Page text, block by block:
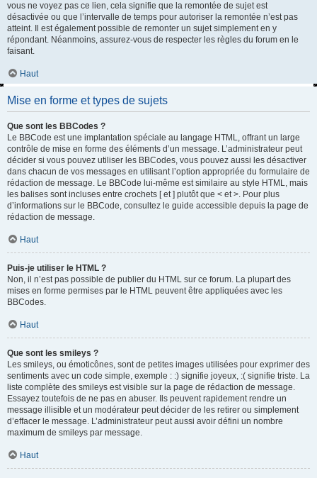
vous ne voyez pas ce lien, cela signifie que la remontée de sujet est
désactivée ou que l’intervalle de temps pour autoriser la remontée n’est pas
atteint. Il est également possible de remonter un sujet simplement en y
répondant. Néanmoins, assurez-vous de respecter les règles du forum en le
faisant.
Haut
Mise en forme et types de sujets
Que sont les BBCodes ?
Le BBCode est une implantation spéciale au langage HTML, offrant un large
contrôle de mise en forme des éléments d’un message. L’administrateur peut
décider si vous pouvez utiliser les BBCodes, vous pouvez aussi les désactiver
dans chacun de vos messages en utilisant l’option appropriée du formulaire de
rédaction de message. Le BBCode lui-même est similaire au style HTML, mais
les balises sont incluses entre crochets [ et ] plutôt que < et >. Pour plus
d’informations sur le BBCode, consultez le guide accessible depuis la page de
rédaction de message.
Haut
Puis-je utiliser le HTML ?
Non, il n’est pas possible de publier du HTML sur ce forum. La plupart des
mises en forme permises par le HTML peuvent être appliquées avec les
BBCodes.
Haut
Que sont les smileys ?
Les smileys, ou émoticônes, sont de petites images utilisées pour exprimer des
sentiments avec un code simple, exemple : :) signifie joyeux, :( signifie triste. La
liste complète des smileys est visible sur la page de rédaction de message.
Essayez toutefois de ne pas en abuser. Ils peuvent rapidement rendre un
message illisible et un modérateur peut décider de les retirer ou simplement
d’effacer le message. L’administrateur peut aussi avoir défini un nombre
maximum de smileys par message.
Haut